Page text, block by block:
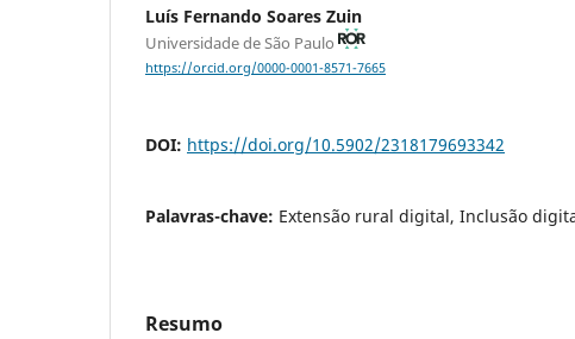
Luís Fernando Soares Zuin
Universidade de São Paulo
https://orcid.org/0000-0001-8571-7665
DOI: https://doi.org/10.5902/2318179693342
Palavras-chave: Extensão rural digital, Inclusão
Resumo